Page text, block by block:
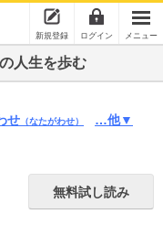
新規登録 ログイン メニュー
人生を歩む
せ （なたがわせ） …他▼
無料試し読み